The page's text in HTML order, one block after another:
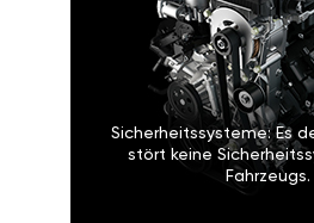
Sicherheitssysteme: Es
stört keine
Fahrzeugs.